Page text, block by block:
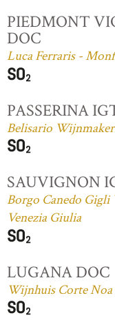
PIEDMONT
DOC
Luca Ferraris -
PASSERINA
Belisario
SAUVIGNON
Borgo Canedo
Venezia Giulia
LUGANA DOC
Wijnhuis Corte